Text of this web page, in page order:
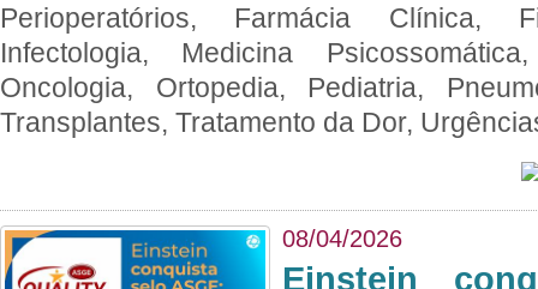
Perioperatórios, Farmácia Clínica,
Infectologia, Medicina
Oncologia, Ortopedia, Pediatria,
Transplantes, Tratamento da Dor,
08/04/2026
Einstein